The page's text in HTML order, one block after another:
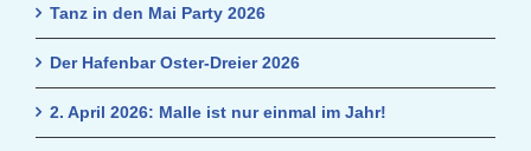
Tanz in den Mai Party 2026
Der Hafenbar Oster-Dreier 2026
2. April 2026: Malle ist nur einmal im Jahr!